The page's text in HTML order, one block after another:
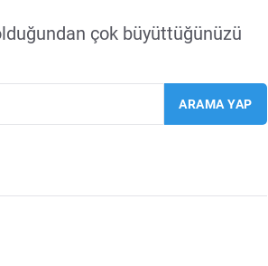
çok büyüttüğünüzü